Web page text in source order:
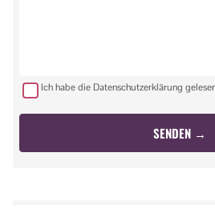
Ich habe die Datenschutzerklärung